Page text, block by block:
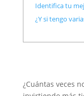
Identifica tu
¿Y si tengo
¿Cuántas veces